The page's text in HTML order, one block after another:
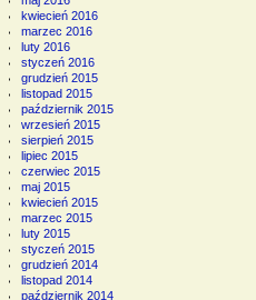
kwiecień 2016
marzec 2016
luty 2016
styczeń 2016
grudzień 2015
listopad 2015
październik 2015
wrzesień 2015
sierpień 2015
lipiec 2015
czerwiec 2015
maj 2015
kwiecień 2015
marzec 2015
luty 2015
styczeń 2015
grudzień 2014
listopad 2014
październik 2014